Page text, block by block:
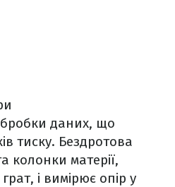
даних, що
тиску. Бездротова
колонки матерії,
і вимірює опір у